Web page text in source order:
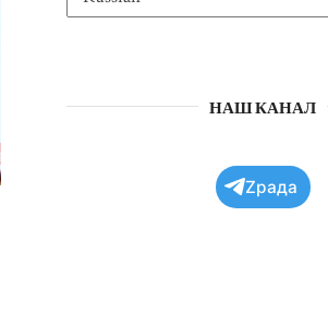
НАШ КАНАЛ
Zрада